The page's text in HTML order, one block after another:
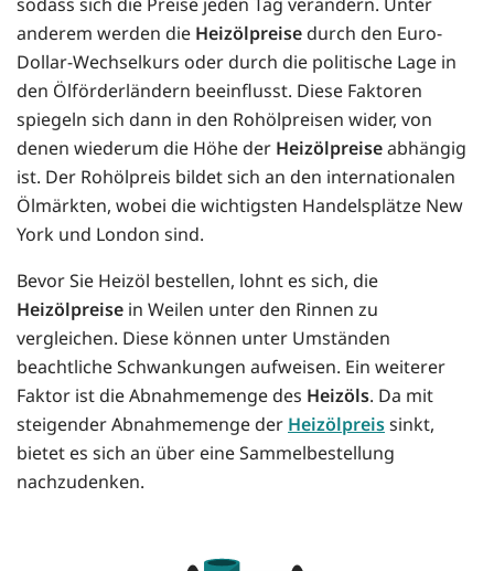
anderem werden die Heizölpreise durch den Euro-
Dollar-Wechselkurs oder durch die politische Lage in
den Ölförderländern beeinflusst. Diese Faktoren
spiegeln sich dann in den Rohölpreisen wider, von
denen wiederum die Höhe der Heizölpreiseabhängig
ist. Der Rohölpreis bildet sich an den internationalen
Ölmärkten, wobei die wichtigsten Handelsplätze New
York und London sind.
Bevor Sie Heizöl bestellen, lohnt es sich, die
Heizölpreise in Weilen unter den Rinnen zu
vergleichen. Diese können unter Umständen
beachtliche Schwankungen aufweisen. Ein weiterer
Faktor ist die Abnahmemenge des Heizöls. Da mit
steigender Abnahmemenge der Heizölpreissinkt,
bietet es sich an über eine Sammelbestellung
nachzudenken.